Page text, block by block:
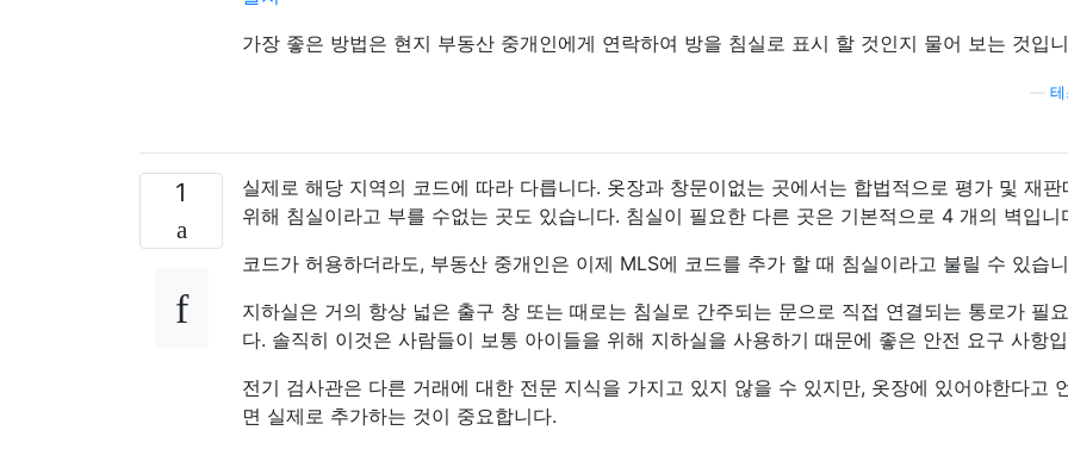
가장 좋은 방법은 현지 부동산 중개인에게 연락하여 방을 침실로 표시 할 것인지 물어 보는 것입
테
1
실제로 해당 지역의 코드에 따라 다릅니다. 옷장과 창문이없는 곳에서는 합법적으로 평가 및 재판
위해 침실이라고 부를 수없는 곳도 있습니다. 침실이 필요한 다른 곳은 기본적으로 4 개의 벽입니
코드가 허용하더라도, 부동산 중개인은 이제 MLS에 코드를 추가 할 때 침실이라고 불릴 수 있습
지하실은 거의 항상 넓은 출구 창 또는 때로는 침실로 간주되는 문으로 직접 연결되는 통로가 필
다. 솔직히 이것은 사람들이 보통 아이들을 위해 지하실을 사용하기 때문에 좋은 안전 요구 사항
전기 검사관은 다른 거래에 대한 전문 지식을 가지고 있지 않을 수 있지만, 옷장에 있어야한다고
면 ​​실제로 추가하는 것이 중요합니다.